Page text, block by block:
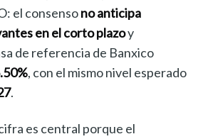
el consensono anticipa
en el corto plazoy
de referencia de Banxico
, con el mismo nivel esperado
.
es central porque el